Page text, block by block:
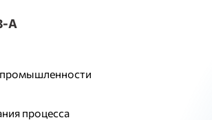
A
процесса